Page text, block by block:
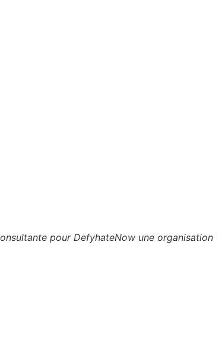
pour DefyhateNow une organisation